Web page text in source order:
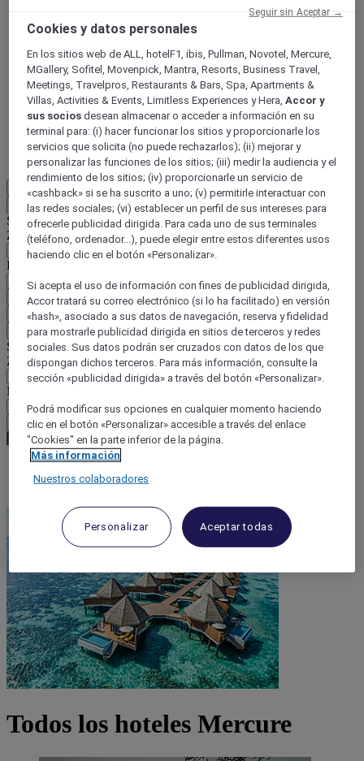
ALL Accor+ Voyager
15% de descuent todo el añoen sus estancias en +30
marcas
ÚNETE YA
Más
Atrás
Seleccione su país e idioma a continuación
Zona geográfica
País / Región - Idioma
Confirmar mi país e idioma
EUR (€)
Atrás
Seleccione su moneda a continuación
Zona geográfica
Moneda
Confirmar mi moneda
World
Todos los hoteles Mercure
Cookies y datos personales
En los sitios web de ALL, hotelF1, ibis, Pullman, Novotel, Mercure,
MGallery, Sofitel, Movenpick, Mantra, Resorts, Business Travel,
Meetings, Travelpros, Restaurants & Bars, Spa, Apartments &
Villas, Activities & Events, Limitless Experiences y Hera,Accor y
sus socios desean almacenar o acceder a información en su
terminal para: (i) hacer funcionar los sitios y proporcionarle los
servicios que solicita (no puede rechazarlos); (ii) mejorar y
personalizar las funciones de los sitios; (iii) medir la audiencia y el
rendimiento de los sitios; (iv) proporcionarle un servicio de
«cashback» si se ha suscrito a uno; (v) permitirle interactuar con
las redes sociales; (vi) establecer un perfil de sus intereses para
ofrecerle publicidad dirigida. Para cada uno de sus terminales
(teléfono, ordenador...), puede elegir entre estos diferentes usos
haciendo clic en el botón «Personalizar».
Si acepta el uso de información con fines de publicidad dirigida,
Accor tratará su correo electrónico (si lo ha facilitado) en versión
«hash», asociado a sus datos de navegación, reserva y fidelidad
para mostrarle publicidad dirigida en sitios de terceros y redes
sociales. Sus datos podrán ser cruzados con datos de los que
dispongan dichos terceros. Para más información, consulte la
sección «publicidad dirigida» a través del botón «Personalizar».
Podrá modificar sus opciones en cualquier momento haciendo
clic en el botón «Personalizar» accesible a través del enlace
"Cookies" en la parte inferior de la página.
Más información
Nuestros colaboradores
Personalizar Aceptar todas
Seguir sin Aceptar →